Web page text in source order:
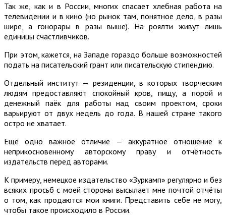
Так же, как и в России, многих спасает хлебная работа на
телевидении и в кино (но рынок там, понятное дело, в разы
шире, а гонорары в разы выше). На роялти живут лишь
единицы счастливчиков.
При этом, кажется, на Западе гораздо больше возможностей
подать на писательский грант или писательскую стипендию.
Отдельный институт — резиденции, в которых творческим
людям предоставляют спокойный кров, пищу, а порой и
денежный паёк для работы над своим проектом, сроки
варьируют от двух недель до года. В нашей стране такого
остро не хватает.
Ещё одно важное отличие — аккуратное отношение к
неприкосновенному авторскому праву и отчётность
издательств перед авторами.
К примеру, немецкое издательство «Зуркамп» регулярно и без
всяких просьб с моей стороны высылает мне почтой отчёты
о том, как продаются мои книги. Представить себе не могу,
чтобы такое происходило в России.